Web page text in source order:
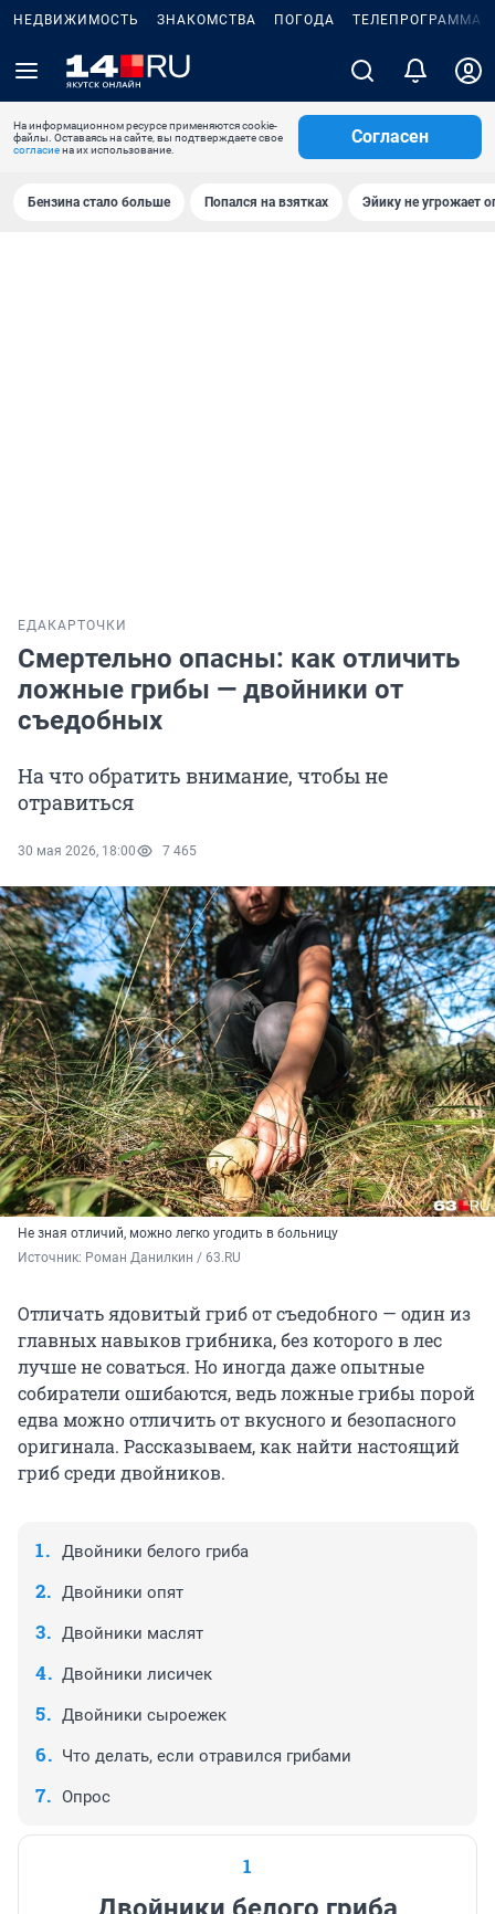
НЕДВИЖИМОСТЬ ЗНАКОМСТВА ПОГОДА ТЕЛЕПРОГРАММА
На информационном ресурсе применяются cookie-
файлы. Оставаясь на сайте, вы подтверждаете свое
согласиена их использование.
Согласен
Бензина стало больше Попался на взятках Эйику не угрожает
ЕДА КАРТОЧКИ
Смертельно опасны: как отличить
ложные грибы — двойники от
съедобных
На что обратить внимание, чтобы не
отравиться
30 мая 2026, 18:00 7 465
Не зная отличий, можно легко угодить в больницу
Источник: Роман Данилкин / 63.RU
Отличать ядовитый гриб от съедобного — один из
главных навыков грибника, без которого в лес
лучше не соваться. Но иногда даже опытные
собиратели ошибаются, ведь ложные грибы порой
едва можно отличить от вкусного и безопасного
оригинала. Рассказываем, как найти настоящий
гриб среди двойников.
Двойники белого гриба
Двойники опят
Двойники маслят
Двойники лисичек
Двойники сыроежек
Что делать, если отравился грибами
Опрос
1